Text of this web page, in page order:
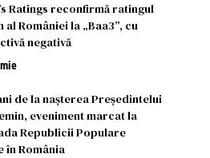
Ratings reconfirmă ratingul
al României la „Baa3”, cu
negativă
de la nașterea Președintelui
eveniment marcat la
Republicii Populare
în România